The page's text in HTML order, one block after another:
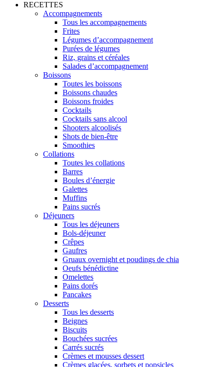
RECETTES
Accompagnements
Tous les accompagnements
Frites
Légumes d’accompagnement
Purées de légumes
Riz, grains et céréales
Salades d’accompagnement
Boissons
Toutes les boissons
Boissons chaudes
Boissons froides
Cocktails
Cocktails sans alcool
Shooters alcoolisés
Shots de bien-être
Smoothies
Collations
Toutes les collations
Barres
Boules d’énergie
Galettes
Muffins
Pains sucrés
Déjeuners
Tous les déjeuners
Bols-déjeuner
Crêpes
Gaufres
Gruaux overnight et poudings de chia
Oeufs bénédictine
Omelettes
Pains dorés
Pancakes
Desserts
Tous les desserts
Beignes
Biscuits
Bouchées sucrées
Carrés sucrés
Crèmes et mousses dessert
Crèmes glacées, sorbets et popsicles